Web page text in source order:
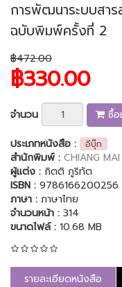
การพัฒนาระบบสาร
ฉบับพิมพ์ครั้งที่ 2
฿472.00
฿330.00
จำนวน ซื้อ
ประเภทหนังสือ :
อีบุ๊ก
สำนักพิมพ์ : CHIANG
ผู้แต่ง : กิตติ ภูริทัต
ISBN : 9786166200256
ภาษา : ภาษาไทย
จำนวนหน้า : 314
ขนาดไฟล์ : 10.68 MB
รายละเอียดหนังสือ